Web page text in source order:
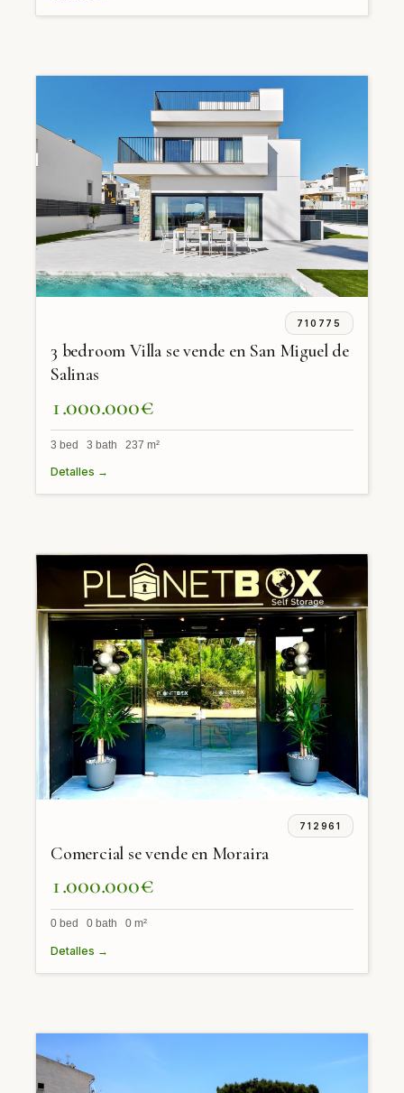
710775
3 bedroom Villa se vende en San Miguel de
Salinas
1.000.000€
3 bed 3 bath 237 m²
Detalles →
712961
Comercial se vende en Moraira
1.000.000€
0 bed 0 bath 0 m²
Detalles →